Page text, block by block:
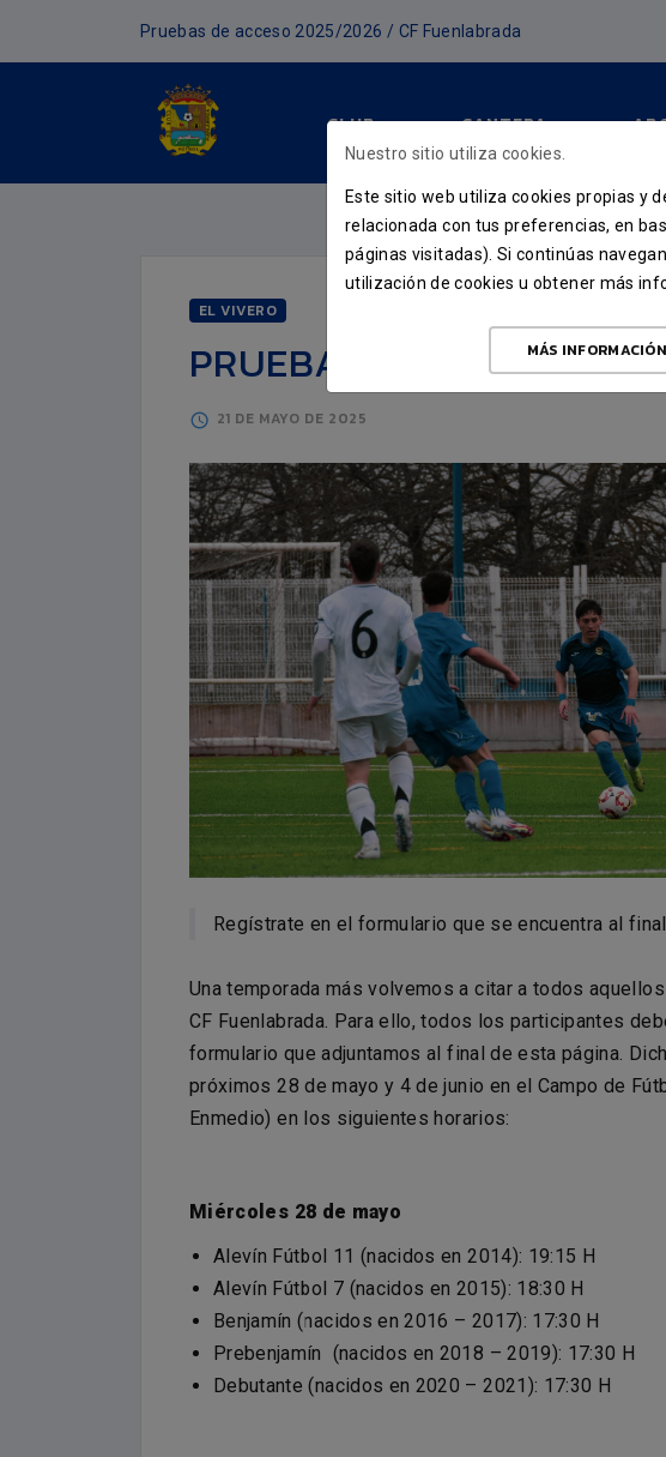
Pruebas de acceso 2025/2026 / CF Fuenlabrada
CLUB CANTERA
EL VIVERO
PRUEBAS DE ACCESO
21 DE MAYO DE 2025
Regístrate en el formulario que se encuentra al
Una temporada más volvemos a citar a todos
CF Fuenlabrada. Para ello, todos los participantes
formulario que adjuntamos al final de esta página.
próximos 28 de mayo y 4 de junio en el Campo de
Enmedio) en los siguientes horarios:
Miércoles 28 de mayo
Alevín Fútbol 11 (nacidos en 2014): 19:15 H
Alevín Fútbol 7 (nacidos en 2015): 18:30 H
Benjamín (nacidos en 2016 – 2017): 17:30 H
Prebenjamín (nacidos en 2018 – 2019): 17:30 H
Debutante (nacidos en 2020 – 2021): 17:30 H
Nuestro sitio utiliza cookies.
Este sitio web utiliza cookies propias y
relacionada con tus preferencias, en
páginas visitadas). Si continúas
utilización de cookies u obtener más
MÁS INFORMACIÓN